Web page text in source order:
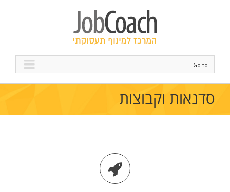
Go to...
סדנאות וקבוצות